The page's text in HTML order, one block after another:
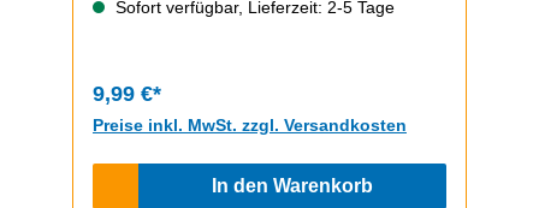
Sofort verfügbar, Lieferzeit: 2-5 Tage
9,99 €*
Preise inkl. MwSt. zzgl. Versandkosten
In den Warenkorb